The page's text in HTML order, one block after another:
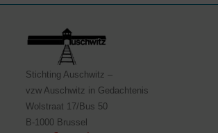
Stichting Auschwitz –
vzw Auschwitz in Gedachtenis
Wolstraat 17/Bus 50
B-1000 Brussel